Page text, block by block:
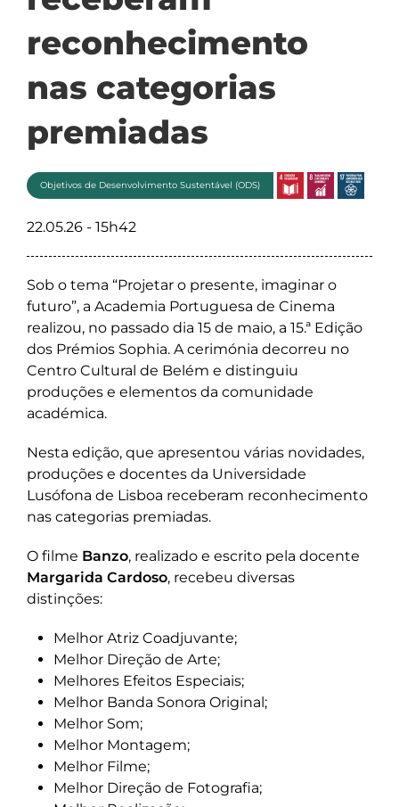
reconhecimento
nas categorias
premiadas
Objetivos de Desenvolvimento Sustentável (ODS)
22.05.26 - 15h42
Sob o tema “Projetar o presente, imaginar o
futuro”, a Academia Portuguesa de Cinema
realizou, no passado dia 15 de maio, a 15.ª Edição
dos Prémios Sophia. A cerimónia decorreu no
Centro Cultural de Belém e distinguiu
produções e elementos da comunidade
académica.
Nesta edição, que apresentou várias novidades,
produções e docentes da Universidade
Lusófona de Lisboa receberam reconhecimento
nas categorias premiadas.
O filme Banzo, realizado e escrito pela docente
Margarida Cardoso, recebeu diversas
distinções:
Melhor Atriz Coadjuvante;
Melhor Direção de Arte;
Melhores Efeitos Especiais;
Melhor Banda Sonora Original;
Melhor Som;
Melhor Montagem;
Melhor Filme;
Melhor Direção de Fotografia;